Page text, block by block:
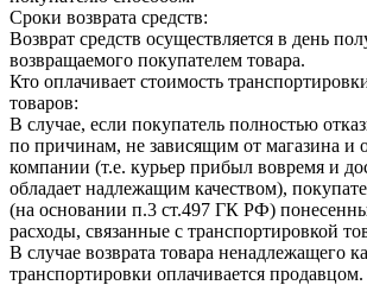
Сроки возврата средств:
Возврат средств осуществляется в день
возвращаемого покупателем товара.
Кто оплачивает стоимость
товаров:
В случае, если покупатель полностью
по причинам, не зависящим от магазина и
компании (т.е. курьер прибыл вовремя и
обладает надлежащим качеством),
(на основании п.3 ст.497 ГК РФ)
расходы, связанные с транспортировкой
В случае возврата товара ненадлежащего
транспортировки оплачивается продавцом.